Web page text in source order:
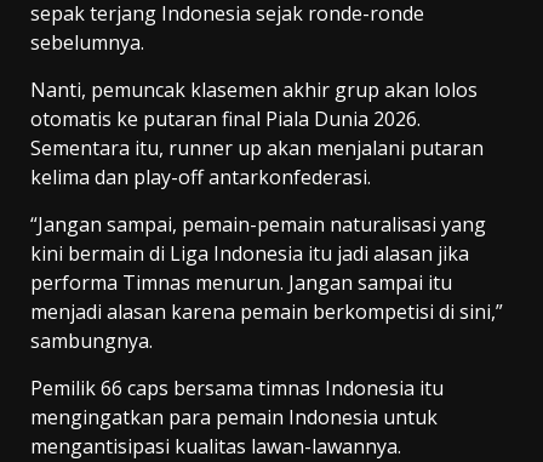
sepak terjang Indonesia sejak ronde-ronde
sebelumnya.
Nanti, pemuncak klasemen akhir grup akan lolos
otomatis ke putaran final Piala Dunia 2026.
Sementara itu, runner up akan menjalani putaran
kelima dan play-off antarkonfederasi.
“Jangan sampai, pemain-pemain naturalisasi yang
kini bermain di Liga Indonesia itu jadi alasan jika
performa Timnas menurun. Jangan sampai itu
menjadi alasan karena pemain berkompetisi di sini,”
sambungnya.
Pemilik 66 caps bersama timnas Indonesia itu
mengingatkan para pemain Indonesia untuk
mengantisipasi kualitas lawan-lawannya.